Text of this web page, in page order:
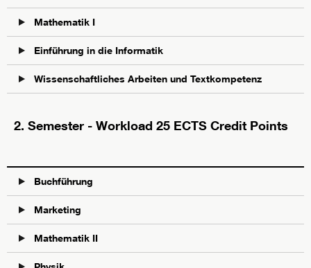
Mathematik I
Einführung in die Informatik
Wissenschaftliches Arbeiten und Textkompetenz
2. Semester - Workload 25 ECTS Credit Points
Buchführung
Marketing
Mathematik II